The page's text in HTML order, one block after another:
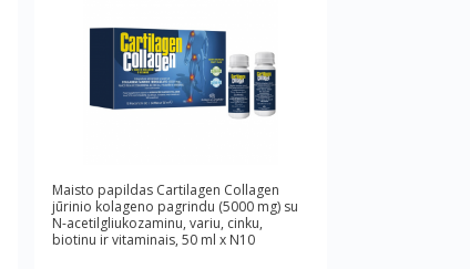
Maisto papildas Cartilagen Collagen
jūrinio kolageno pagrindu (5000 mg) su
N-acetilgliukozaminu, variu, cinku,
biotinu ir vitaminais, 50 ml x N10